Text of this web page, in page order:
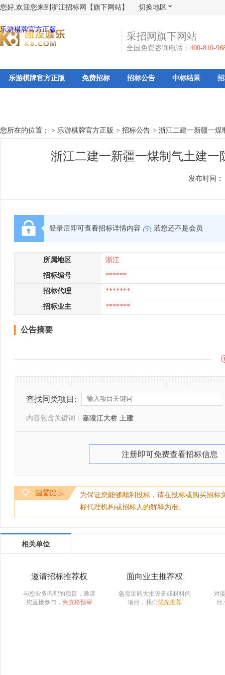
您好,欢迎您来到浙江招标网【旗下网站】 切换地区
乐游棋牌官方正版
采招网旗下网站
全国免费咨询电话： 400-810-
乐游棋牌官方正版 免费招标 招标公告 中标结果
您所在的位置： > 乐游棋牌官方正版 > 招标公告 > 浙江二建一新疆一煤
浙江二建一新疆一煤制气土建
发布时间：
登录后即可查看招标详情内容 若您还不是会员
所属地区 浙江
招标编号 ******
招标代理 *******
招标业主 *******
公告摘要
查找同类项目:
内容包含关键词： 嘉陵江大桥 土建
注册即可免费查看招标信息
为保证您能够顺利投标，请在投标或购买招
标代理机构或招标人的解释为准。
相关单位
邀请招标推荐权
与您业务匹配的项目，邀请
您直接参与， 免资格预审
面向业主推荐权
急需采购大批设备或材料的
项目，我们优先推荐
对
目